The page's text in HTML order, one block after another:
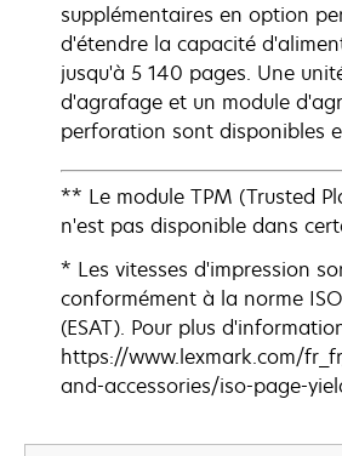
supplémentaires en option
d'étendre la capacité
jusqu'à 5 140 pages. Une
d'agrafage et un module
perforation sont disponibles
** Le module TPM (Trusted
n'est pas disponible dans
* Les vitesses d'impression
conformément à la norme
(ESAT). Pour plus
https://www.lexmark.com/
and-accessories/iso-page-